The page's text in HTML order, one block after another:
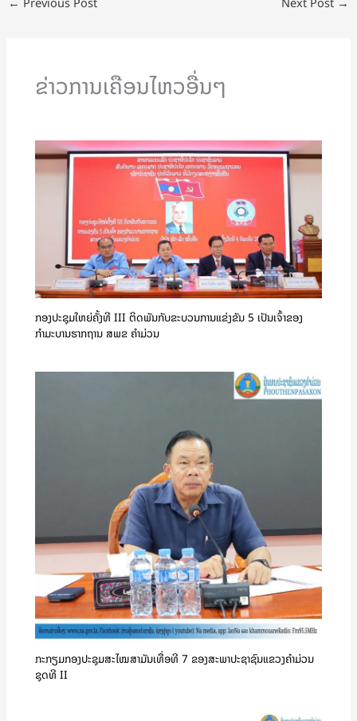
ຂ່າວການເຄືອນໄຫວອື່ນໆ
ກອງປະຊຸມໃຫຍ່ຄັ້ງທີ III ຕິດພັນກັບຂະບວນການແຂ່ງຂັນ 5 ເປັນເຈົ້າຂອງ
ກຳມະບານຮາກຖານ ສພຂ ຄໍາມ່ວນ
ກະກຽມກອງປະຊຸມສະໄໝສາມັນເທື່ອທີ 7 ຂອງສະພາປະຊາຊົນແຂວງຄໍາມ່ວນ
ຊຸດທີ II